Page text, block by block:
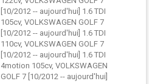
[10/2012 -- aujourd'hui] 1.6 TDI
105cv, VOLKSWAGEN GOLF 7
[10/2012 -- aujourd'hui] 1.6 TDI
110cv, VOLKSWAGEN GOLF 7
[10/2012 -- aujourd'hui] 1.6 TDI
4motion 105cv, VOLKSWAGEN
GOLF 7 [10/2012 -- aujourd'hui]